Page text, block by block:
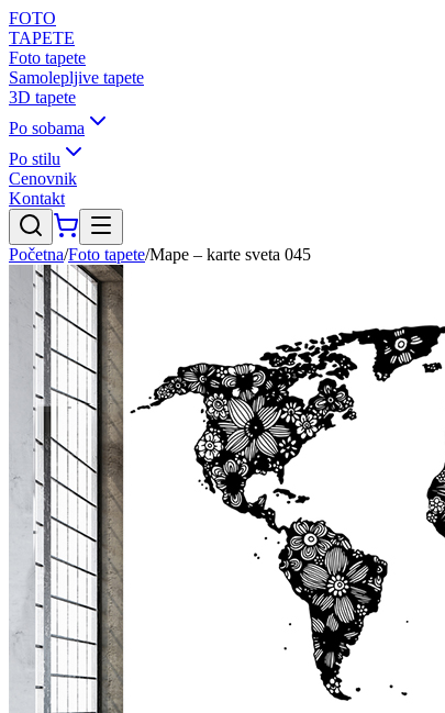
FOTO
TAPETE
Foto tapete
Samolepljive tapete
3D tapete
Po sobama
Po stilu
Cenovnik
Kontakt
Početna/Foto tapete/Mape – karte sveta 045